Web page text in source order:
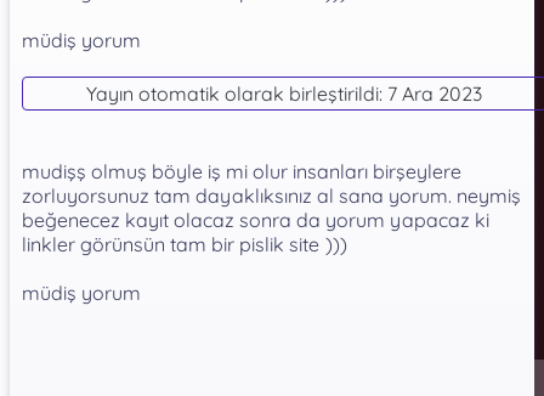
müdiş yorum
Yayın otomatik olarak birleştirildi: 7 Ara 2023
mudişş olmuş böyle iş mi olur insanları birşeylere
zorluyorsunuz tam dayaklıksınız al sana yorum. neymiş
beğenecez kayıt olacaz sonra da yorum yapacaz ki
linkler görünsün tam bir pislik site )))
müdiş yorum